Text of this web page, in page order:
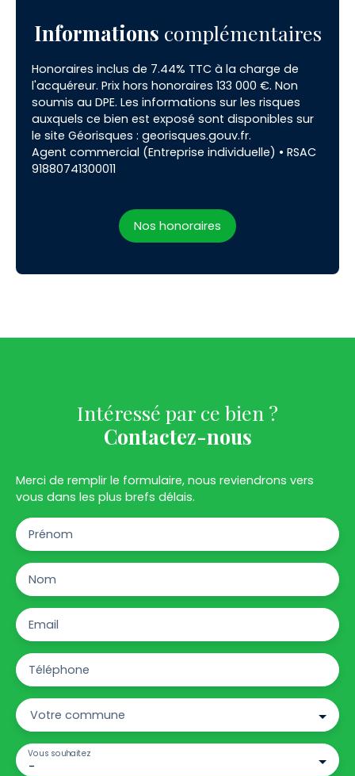
Informations complémentaires
Honoraires inclus de 7.44% TTC à la charge de
l'acquéreur. Prix hors honoraires 133 000 €. Non
soumis au DPE. Les informations sur les risques
auxquels ce bien est exposé sont disponibles sur
le site Géorisques : georisques.gouv.fr.
Agent commercial (Entreprise individuelle) • RSAC
91880741300011
Nos honoraires
Intéressé par ce bien ?
Contactez-nous
Merci de remplir le formulaire, nous reviendrons vers
vous dans les plus brefs délais.
Prénom
Nom
Email
Téléphone
Votre commune
-
Vous souhaitez